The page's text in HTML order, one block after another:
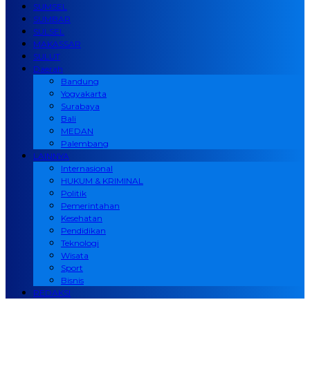
SUMSEL
SUMBAR
SULSEL
MAKASSAR
SULUT
Daerah
Bandung
Yogyakarta
Surabaya
Bali
MEDAN
Palembang
LAINNYA
Internasional
HUKUM & KRIMINAL
Politik
Pemerintahan
Kesehatan
Pendidikan
Teknologi
Wisata
Sport
Bisnis
REDAKSI